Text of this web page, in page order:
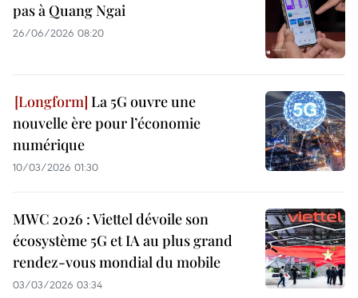
pas à Quang Ngai
26/06/2026 08:20
La 5G ouvre une
nouvelle ère pour l’économie
numérique
10/03/2026 01:30
MWC 2026 : Viettel dévoile son
écosystème 5G et IA au plus grand
rendez-vous mondial du mobile
03/03/2026 03:34